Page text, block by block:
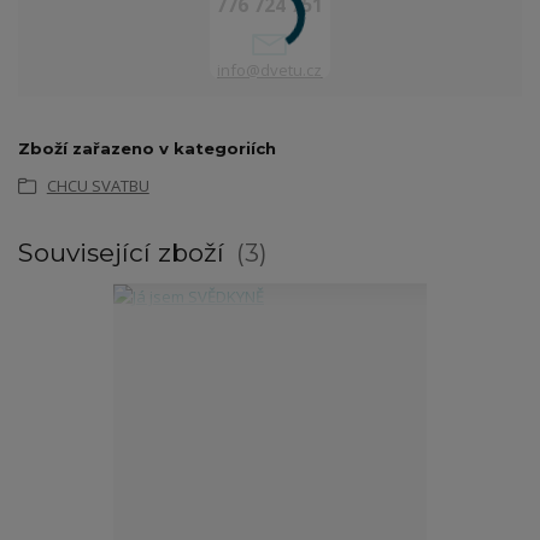
Zboží zařazeno v kategoriích
CHCU SVATBU
Související zboží 3